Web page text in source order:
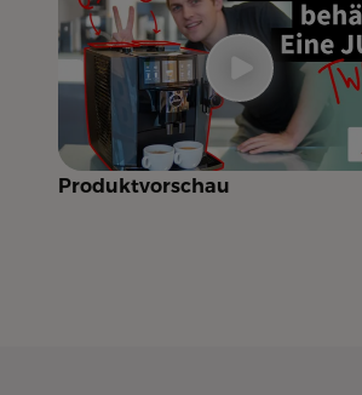
Produktvorschau